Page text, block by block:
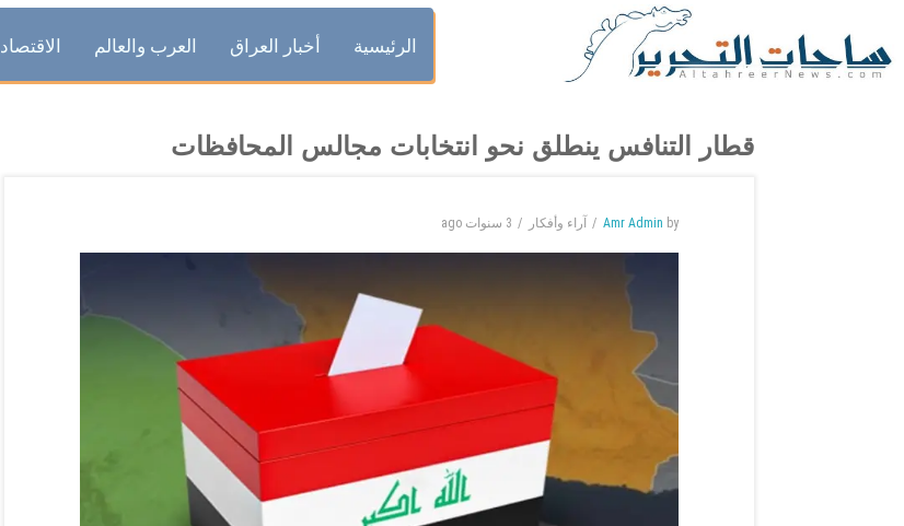
الرئيسية أخبار العراق العرب والعالم الاقتصاد
قطار التنافس ينطلق نحو انتخابات مجالس المحافظات
by
Amr Admin آراء وأفكار 3 سنوات ago